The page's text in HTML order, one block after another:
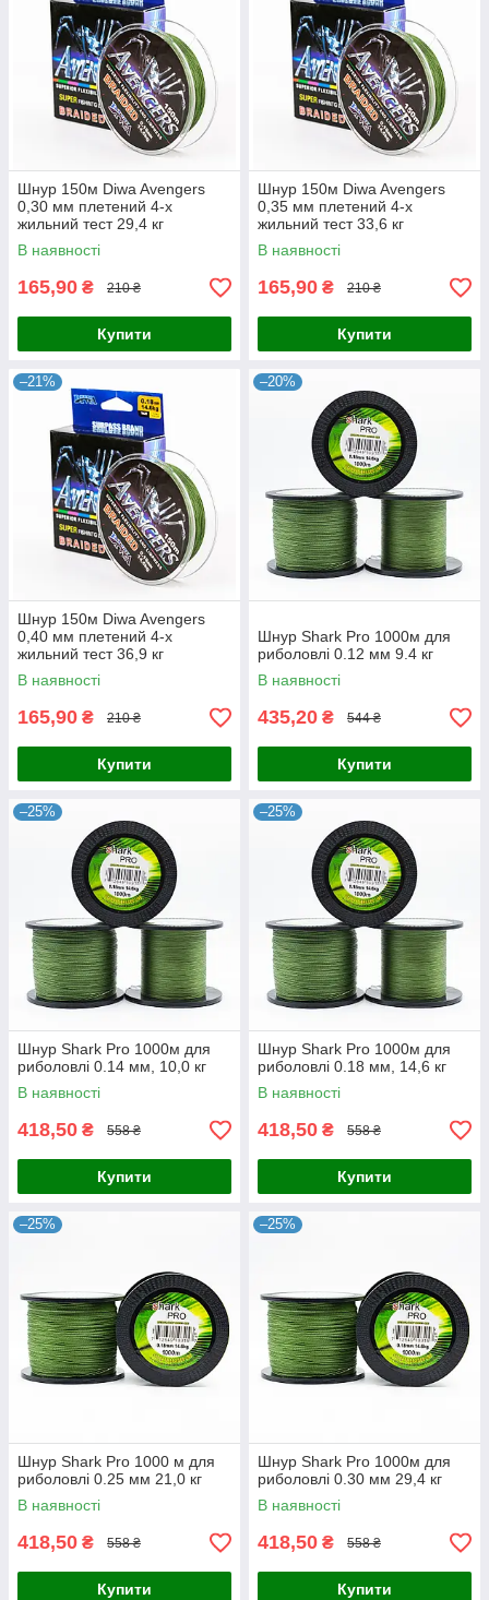
Шнур 150м Diwa Avengers
0,30 мм плетений 4-х
жильний тест 29,4 кг
В наявності
165,90 ₴ 210 ₴
Купити
Шнур 150м Diwa Avengers
0,35 мм плетений 4-х
жильний тест 33,6 кг
В наявності
165,90 ₴ 210 ₴
Купити
–21%
Шнур 150м Diwa Avengers
0,40 мм плетений 4-х
жильний тест 36,9 кг
В наявності
165,90 ₴ 210 ₴
Купити
–20%
Шнур Shark Pro 1000м для
риболовлі 0.12 мм 9.4 кг
В наявності
435,20 ₴ 544 ₴
Купити
–25%
Шнур Shark Pro 1000м для
риболовлі 0.14 мм, 10,0 кг
В наявності
418,50 ₴ 558 ₴
Купити
–25%
Шнур Shark Pro 1000м для
риболовлі 0.18 мм, 14,6 кг
В наявності
418,50 ₴ 558 ₴
Купити
–25%
Шнур Shark Pro 1000 м для
риболовлі 0.25 мм 21,0 кг
В наявності
418,50 ₴ 558 ₴
Купити
–25%
Шнур Shark Pro 1000м для
риболовлі 0.30 мм 29,4 кг
В наявності
418,50 ₴ 558 ₴
Купити